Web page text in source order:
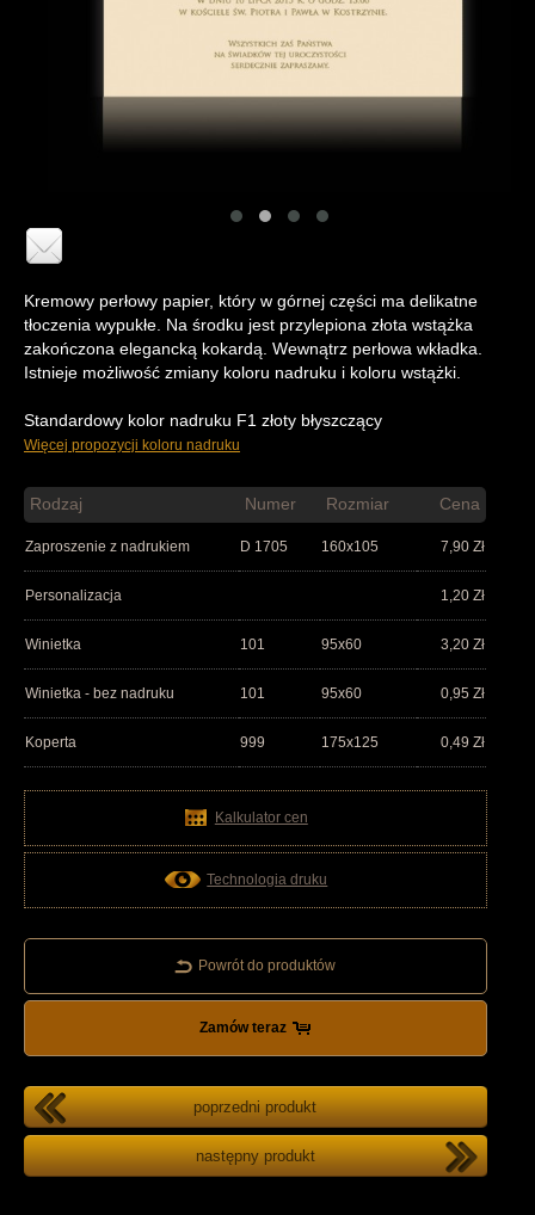
Kremowy perłowy papier, który w górnej części ma delikatne
tłoczenia wypukłe. Na środku jest przylepiona złota wstążka
zakończona elegancką kokardą. Wewnątrz perłowa wkładka.
Istnieje możliwość zmiany koloru nadruku i koloru wstążki.
Standardowy kolor nadruku F1 złoty błyszczący
Więcej propozycji koloru nadruku
Rodzaj Numer Rozmiar Cena
Zaproszenie z nadrukiem D 1705 160x105 7,90 Zł
Personalizacja 1,20 Zł
Winietka 101 95x60 3,20 Zł
Winietka - bez nadruku 101 95x60 0,95 Zł
Koperta 999 175x125 0,49 Zł
Kalkulator cen
Technologia druku
Powrót do produktów
Zamów teraz
poprzedni produkt
następny produkt